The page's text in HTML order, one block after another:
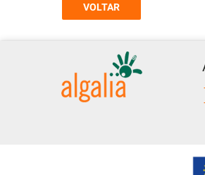
VOLTAR